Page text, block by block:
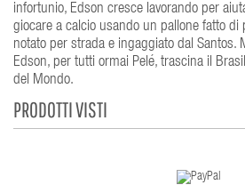
infortunio, Edson cresce lavorando per
giocare a calcio usando un pallone fatto di
notato per strada e ingaggiato dal Santos.
Edson, per tutti ormai Pelé, trascina il
del Mondo.
PRODOTTI VISTI